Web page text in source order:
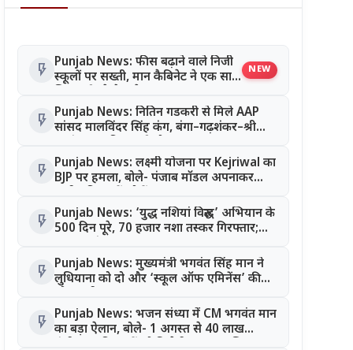
flash_on Punjab News: फीस बढ़ाने वाले निजी
स्कूलों पर सख्ती, मान कैबिनेट ने एक साथ
NEW
flash_on Punjab News: नितिन गडकरी से मिले AAP
सांसद मालविंदर सिंह कंग, बंगा–गढ़शंकर–श्री
बनाने की उठाई मांग
flash_on Punjab News: लक्ष्मी योजना पर Kejriwal का
BJP पर हमला, बोले- पंजाब मॉडल अपनाकर
flash_on Punjab News: ‘युद्ध नशियां विरुद्ध’ अभियान के
500 दिन पूरे, 70 हजार नशा तस्कर गिरफ्तार;
flash_on Punjab News: मुख्यमंत्री भगवंत सिंह मान ने
लुधियाना को दो और ‘स्कूल ऑफ एमिनेंस’ की
flash_on Punjab News: भजन संध्या में CM भगवंत मान
का बड़ा ऐलान, बोले- 1 अगस्त से 40 लाख